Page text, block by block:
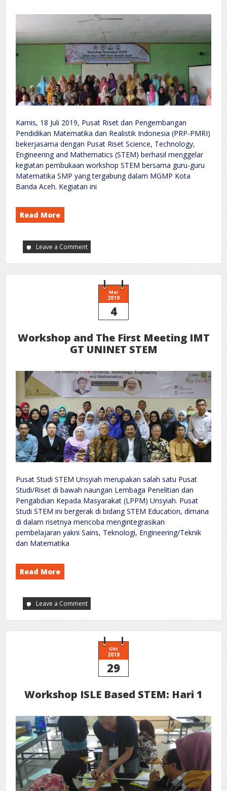
Kamis, 18 Juli 2019, Pusat Riset dan Pengembangan
Pendidikan Matematika dan Realistik Indonesia (PRP-PMRI)
bekerjasama dengan Pusat Riset Science, Technology,
Engineering and Mathematics (STEM) berhasil menggelar
kegiatan pembukaan workshop STEM bersama guru-guru
Matematika SMP yang tergabung dalam MGMP Kota
Banda Aceh. Kegiatan ini
Read More
Leave a Commenton
Workshop
Penandatanganan
Perjanjian
Kerja
Bersama
Dinas
Pendidikan
Kebudayaan
Banda
Aceh
Mar
2019
4
Workshop and The First Meeting IMT
GT UNINET STEM
Pusat Studi STEM Unsyiah merupakan salah satu Pusat
Studi/Riset di bawah naungan Lembaga Penelitian dan
Pengabdian Kepada Masyarakat (LPPM) Unsyiah. Pusat
Studi STEM ini bergerak di bidang STEM Education, dimana
di dalam risetnya mencoba mengintegrasikan
pembelajaran yakni Sains, Teknologi, Engineering/Teknik
dan Matematika
Read More
Leave a Commenton
Workshop
First
Meeting
STEM
Okt
2018
29
Workshop ISLE Based STEM: Hari 1